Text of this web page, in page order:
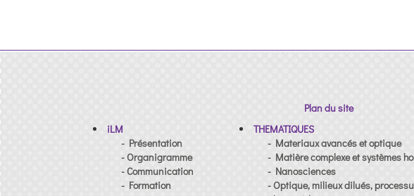
Plan du site
iLM
- Présentation
- Organigramme
- Communication
- Formation
THEMATIQUES
- Materiaux avancés et optique
- Matière complexe et systèmes
- Nanosciences
- Optique, milieux dilués,